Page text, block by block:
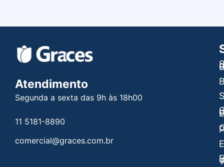
Atendimento
Segunda a sexta das 9h às 18h00
11 5181-8890
comercial@graces.com.br